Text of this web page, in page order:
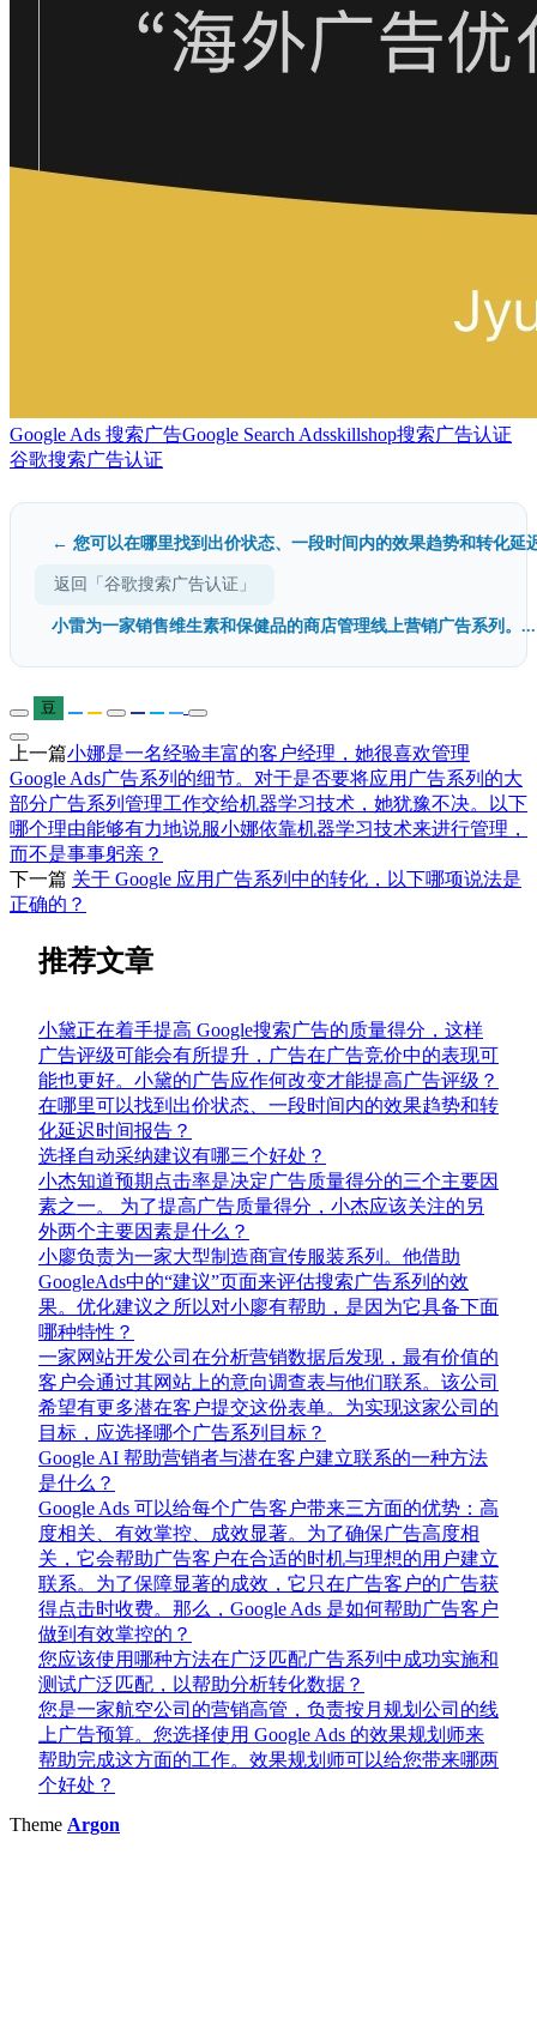
Google Ads 搜索广告Google Search Adsskillshop搜索广告认证
谷歌搜索广告认证
← 您可以在哪里找到出价状态、一段时间内的效果趋势和转化延
返回「谷歌搜索广告认证」
小雷为一家销售维生素和保健品的商店管理线上营销广告系列。
豆
上一篇小娜是一名经验丰富的客户经理，她很喜欢管理
Google Ads广告系列的细节。对于是否要将应用广告系列的大
部分广告系列管理工作交给机器学习技术，她犹豫不决。以下
哪个理由能够有力地说服小娜依靠机器学习技术来进行管理，
而不是事事躬亲？
下一篇 关于 Google 应用广告系列中的转化，以下哪项说法是
正确的？
推荐文章
小黛正在着手提高 Google搜索广告的质量得分，这样
广告评级可能会有所提升，广告在广告竞价中的表现可
能也更好。小黛的广告应作何改变才能提高广告评级？
在哪里可以找到出价状态、一段时间内的效果趋势和转
化延迟时间报告？
选择自动采纳建议有哪三个好处？
小杰知道预期点击率是决定广告质量得分的三个主要因
素之一。 为了提高广告质量得分，小杰应该关注的另
外两个主要因素是什么？
小廖负责为一家大型制造商宣传服装系列。他借助
GoogleAds中的“建议”页面来评估搜索广告系列的效
果。优化建议之所以对小廖有帮助，是因为它具备下面
哪种特性？
一家网站开发公司在分析营销数据后发现，最有价值的
客户会通过其网站上的意向调查表与他们联系。该公司
希望有更多潜在客户提交这份表单。为实现这家公司的
目标，应选择哪个广告系列目标？
Google AI 帮助营销者与潜在客户建立联系的一种方法
是什么？
Google Ads 可以给每个广告客户带来三方面的优势：高
度相关、有效掌控、成效显著。为了确保广告高度相
关，它会帮助广告客户在合适的时机与理想的用户建立
联系。为了保障显著的成效，它只在广告客户的广告获
得点击时收费。那么，Google Ads 是如何帮助广告客户
做到有效掌控的？
您应该使用哪种方法在广泛匹配广告系列中成功实施和
测试广泛匹配，以帮助分析转化数据？
您是一家航空公司的营销高管，负责按月规划公司的线
上广告预算。您选择使用 Google Ads 的效果规划师来
帮助完成这方面的工作。效果规划师可以给您带来哪两
个好处？
Theme Argon